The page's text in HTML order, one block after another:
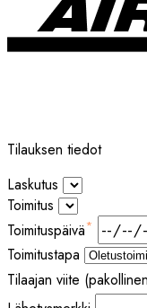
Tilauksen tiedot
Laskutus
Toimitus
Toimituspäivä*
Toimitustapa
Tilaajan viite